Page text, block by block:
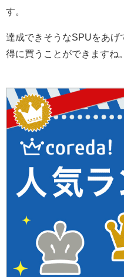
す。
達成できそうなSPUをあげ
得に買うことができますね。